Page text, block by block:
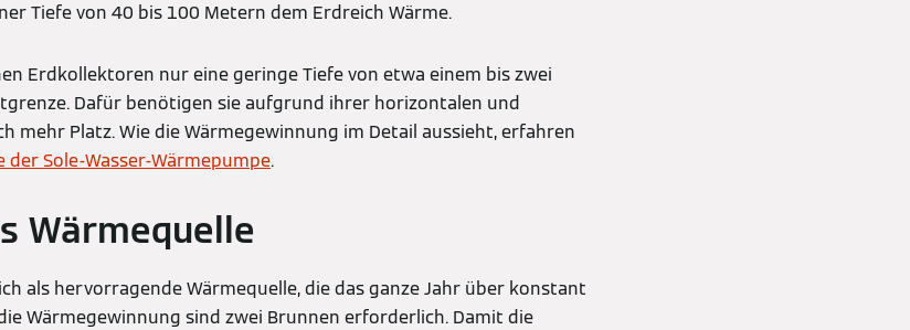
Tiefe von 40 bis 100 Metern dem Erdreich Wärme.
Erdkollektoren nur eine geringe Tiefe von etwa einem bis zwei
Dafür benötigen sie aufgrund ihrer horizontalen und
mehr Platz. Wie die Wärmegewinnung im Detail aussieht, erfahren
der Sole-Wasser-Wärmepumpe.
Wärmequelle
als hervorragende Wärmequelle, die das ganze Jahr über konstant
Wärmegewinnung sind zwei Brunnen erforderlich. Damit die